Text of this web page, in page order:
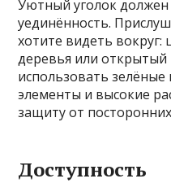
Уютный уголок
уединённость.
хотите видеть
деревья или
использовать
элементы и высокие
защиту от
Доступность